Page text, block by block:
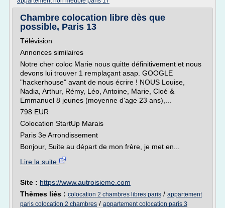
Chambre colocation libre dès que
possible, Paris 13
Télévision
Annonces similaires
Notre cher coloc Marie nous quitte définitivement et nous
devons lui trouver 1 remplaçant asap. GOOGLE
"hackerhouse" avant de nous écrire ! NOUS Louise,
Nadia, Arthur, Rémy, Léo, Antoine, Marie, Cloé &
Emmanuel 8 jeunes (moyenne d'age 23 ans),...
798 EUR
Colocation StartUp Marais
Paris 3e Arrondissement
Bonjour, Suite au départ de mon frère, je met en...
Lire la suite
Site : https://www.autroisieme.com
Thèmes liés : colocation 2 chambres libres paris / appartement
paris colocation 2 chambres / appartement colocation paris 3